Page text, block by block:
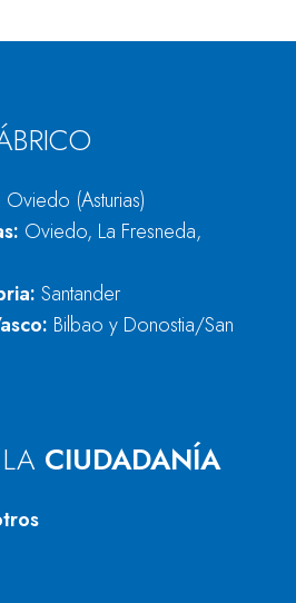
Oviedo (Asturias)
Oviedo, La Fresneda,
Santander
Bilbao y Donostia/San
CIUDADANÍA